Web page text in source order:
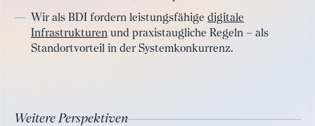
Wir als BDI fordern leistungsfähige digitale
Infrastrukturen und praxistaugliche Regeln – als
Standortvorteil in der Systemkonkurrenz.
Weitere Perspektiven